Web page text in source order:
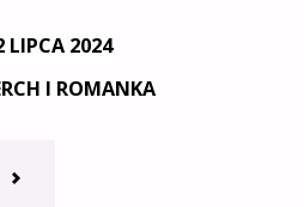
LIPCA 2024
I ROMANKA
"STACJA